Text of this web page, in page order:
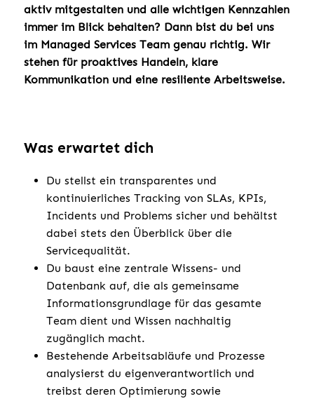
aktiv mitgestalten und alle wichtigen Kennzahlen
immer im Blick behalten? Dann bist du bei uns
im Managed Services Team genau richtig. Wir
stehen für proaktives Handeln, klare
Kommunikation und eine resiliente Arbeitsweise.
Was erwartet dich
Du stellst ein transparentes und
kontinuierliches Tracking von SLAs, KPIs,
Incidents und Problems sicher und behältst
dabei stets den Überblick über die
Servicequalität.
Du baust eine zentrale Wissens- und
Datenbank auf, die als gemeinsame
Informationsgrundlage für das gesamte
Team dient und Wissen nachhaltig
zugänglich macht.
Bestehende Arbeitsabläufe und Prozesse
analysierst du eigenverantwortlich und
treibst deren Optimierung sowie